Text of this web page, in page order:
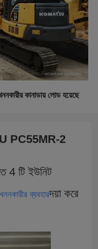
কানাডায় লোড হয়েছে
PC55MR-2
4 টি ইউনিট
ব্যবহারদয়া করে